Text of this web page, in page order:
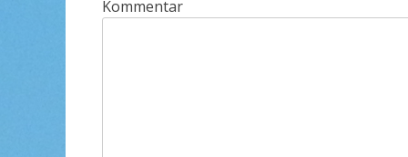
Kommentar